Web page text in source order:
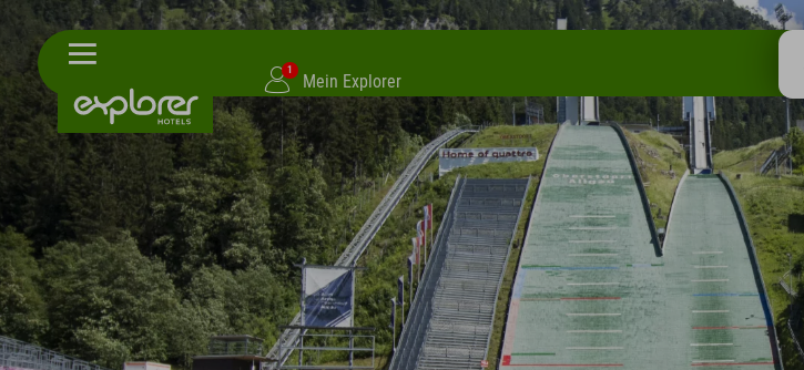
1
Mein Explorer